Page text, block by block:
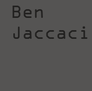
Ben
Jaccaci